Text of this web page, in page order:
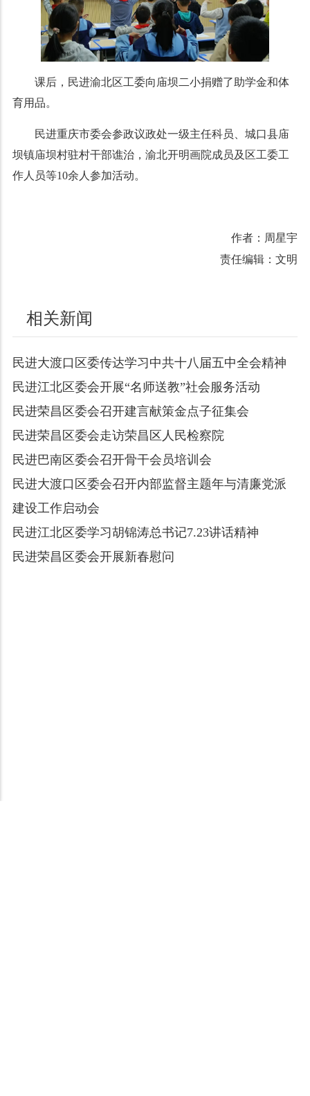
课后，民进渝北区工委向庙坝二小捐赠了助学金和体
育用品。
民进重庆市委会参政议政处一级主任科员、城口县庙
坝镇庙坝村驻村干部谯治，渝北开明画院成员及区工委工
作人员等10余人参加活动。
作者：周星宇
责任编辑：文明
相关新闻
民进大渡口区委传达学习中共十八届五中全会精神
民进江北区委会开展“名师送教”社会服务活动
民进荣昌区委会召开建言献策金点子征集会
民进荣昌区委会走访荣昌区人民检察院
民进巴南区委会召开骨干会员培训会
民进大渡口区委会召开内部监督主题年与清廉党派
建设工作启动会
民进江北区委学习胡锦涛总书记7.23讲话精神
民进荣昌区委会开展新春慰问